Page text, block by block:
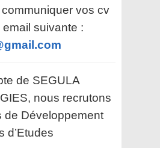
vos cv
email suivante :
de SEGULA
nous recrutons
de Développement
d’Etudes